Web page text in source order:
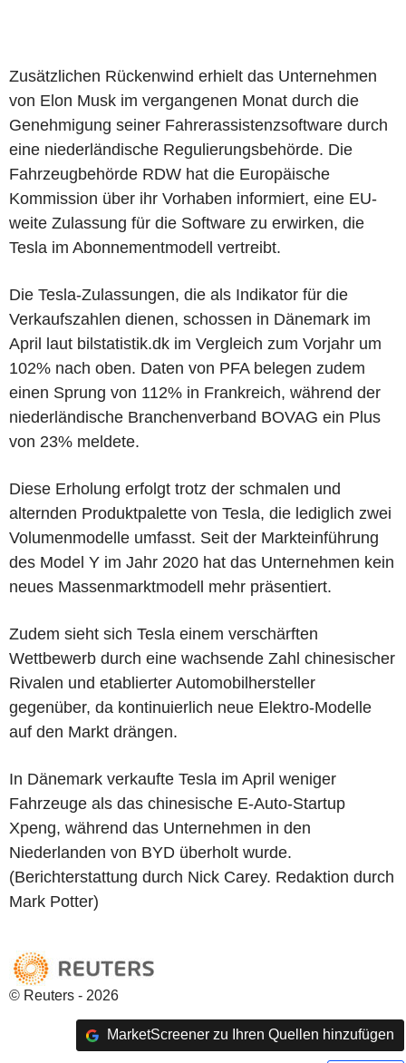
Zusätzlichen Rückenwind erhielt das Unternehmen
von Elon Musk im vergangenen Monat durch die
Genehmigung seiner Fahrerassistenzsoftware durch
eine niederländische Regulierungsbehörde. Die
Fahrzeugbehörde RDW hat die Europäische
Kommission über ihr Vorhaben informiert, eine EU-
weite Zulassung für die Software zu erwirken, die
Tesla im Abonnementmodell vertreibt.
Die Tesla-Zulassungen, die als Indikator für die
Verkaufszahlen dienen, schossen in Dänemark im
April laut bilstatistik.dk im Vergleich zum Vorjahr um
102% nach oben. Daten von PFA belegen zudem
einen Sprung von 112% in Frankreich, während der
niederländische Branchenverband BOVAG ein Plus
von 23% meldete.
Diese Erholung erfolgt trotz der schmalen und
alternden Produktpalette von Tesla, die lediglich zwei
Volumenmodelle umfasst. Seit der Markteinführung
des Model Y im Jahr 2020 hat das Unternehmen kein
neues Massenmarktmodell mehr präsentiert.
Zudem sieht sich Tesla einem verschärften
Wettbewerb durch eine wachsende Zahl chinesischer
Rivalen und etablierter Automobilhersteller
gegenüber, da kontinuierlich neue Elektro-Modelle
auf den Markt drängen.
In Dänemark verkaufte Tesla im April weniger
Fahrzeuge als das chinesische E-Auto-Startup
Xpeng, während das Unternehmen in den
Niederlanden von BYD überholt wurde.
(Berichterstattung durch Nick Carey. Redaktion durch
Mark Potter)
© Reuters - 2026
MarketScreener zu Ihren Quellen hinzufügen